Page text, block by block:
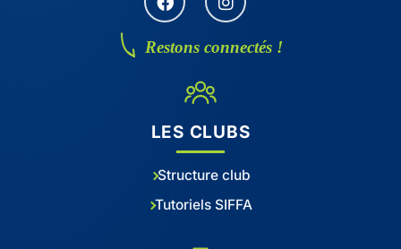
Restons connectés !
LES CLUBS
Structure club
Tutoriels SIFFA